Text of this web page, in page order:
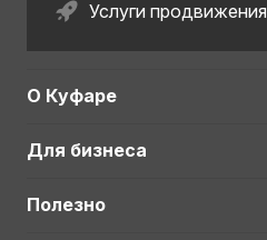
Услуги продвижения
О Куфаре
Для бизнеса
Полезно